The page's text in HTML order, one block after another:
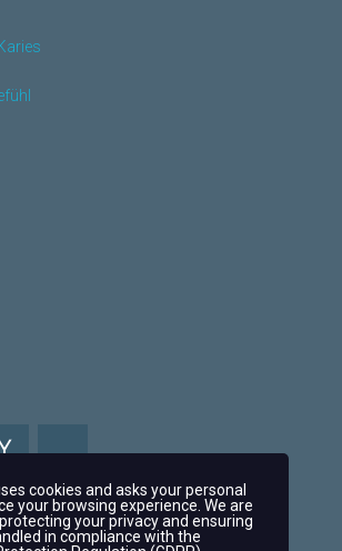
cookies and asks your personal
your browsing experience. We are
your privacy and ensuring
in compliance with the